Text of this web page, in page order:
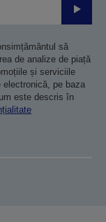
să
de analize de piață
și serviciile
electronică, pe baza
este descris în